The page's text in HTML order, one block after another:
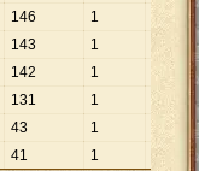
146 1
146
143 1
142 1
142
131 1
131
43 1
41 1 41